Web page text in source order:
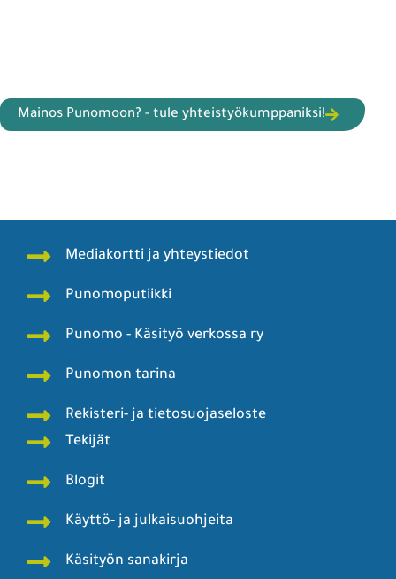
Mainos Punomoon? - tule yhteistyökumppaniksi!
Mediakortti ja yhteystiedot
Punomoputiikki
Punomo - Käsityö verkossa ry
Punomon tarina
Rekisteri- ja tietosuojaseloste
Tekijät
Blogit
Käyttö- ja julkaisuohjeita
Käsityön sanakirja